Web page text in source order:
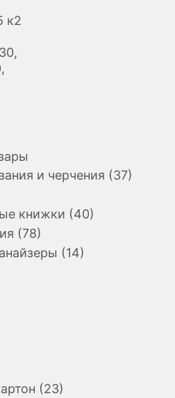
к2
и черчения (37)
книжки (40)
(78)
(14)
(23)